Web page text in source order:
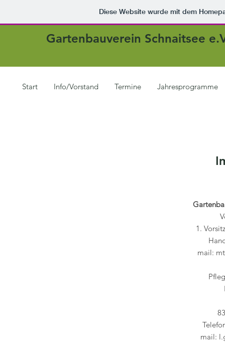
Diese Website wurde mit dem
Gartenbauverein Schnaitsee
Start Info/Vorstand Termine Jahresprogramme
1.
mail:
mail: